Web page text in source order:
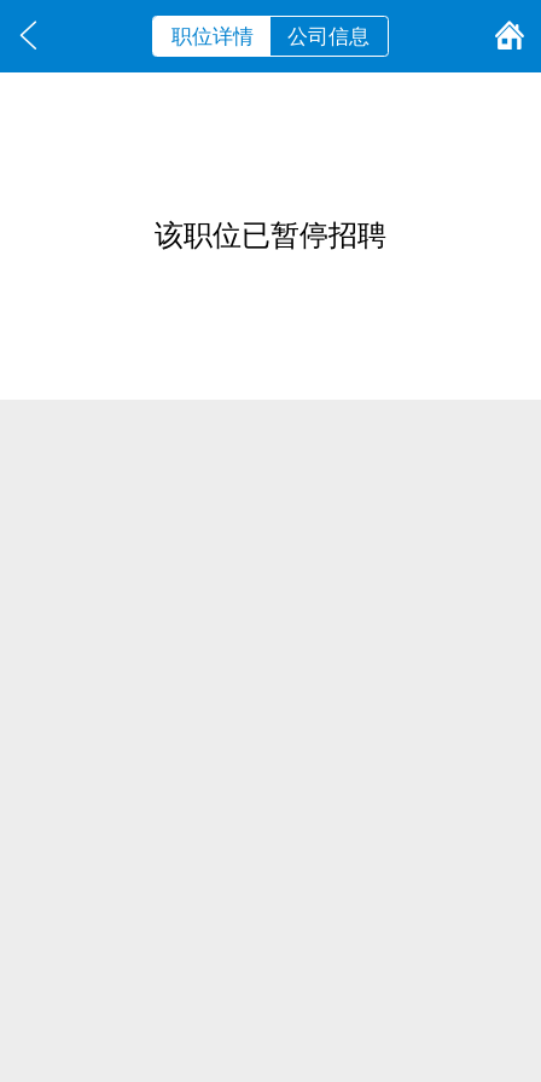
职位详情 公司信息
该职位已暂停招聘